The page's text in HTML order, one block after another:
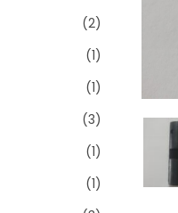
(2)
(1)
(1)
(3)
(1)
(1)